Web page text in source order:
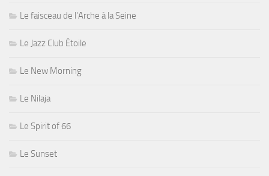
Le faisceau de l'Arche à la Seine
Le Jazz Club Étoile
Le New Morning
Le Nilaja
Le Spirit of 66
Le Sunset